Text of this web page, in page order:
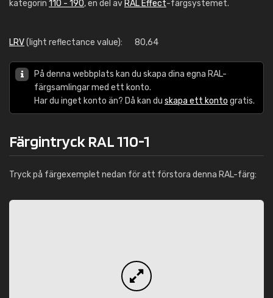
kategorin 110 - 190, en del av RAL Effect-färgsystemet.
LRV(light reflectance value): 80,64
På denna webbplats kan du skapa dina egna RAL-
färgsamlingar med ett konto.
Har du inget konto än? Då kan du skapa ett konto gratis.
Färgintryck RAL 110-1
Tryck på färgexemplet nedan för att förstora denna RAL-färg: